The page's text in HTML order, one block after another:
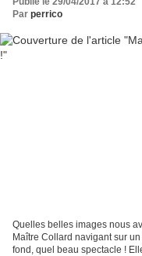
Par perrico
Quelles belles images nous
Maître Collard navigant sur
fond, quel beau spectacle !